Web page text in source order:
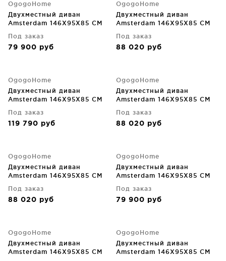
OgogoHome
Двухместный диван
Amsterdam 146X95X85 CM
Под заказ
79 900 руб
OgogoHome
Двухместный диван
Amsterdam 146X95X85 CM
Под заказ
88 020 руб
OgogoHome
Двухместный диван
Amsterdam 146X95X85 CM
Под заказ
119 790 руб
OgogoHome
Двухместный диван
Amsterdam 146X95X85 CM
Под заказ
88 020 руб
OgogoHome
Двухместный диван
Amsterdam 146X95X85 CM
Под заказ
88 020 руб
OgogoHome
Двухместный диван
Amsterdam 146X95X85 CM
Под заказ
79 900 руб
OgogoHome
Двухместный диван
Amsterdam 146X95X85 CM
OgogoHome
Двухместный диван
Amsterdam 146X95X85 CM